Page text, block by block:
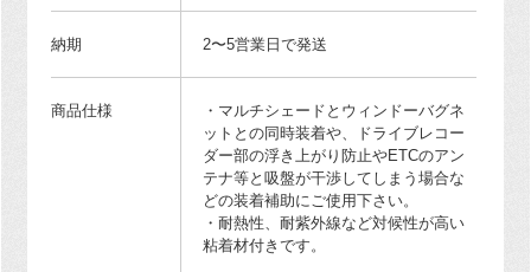
納期 2〜5営業日で発送
商品仕様
・マルチシェードとウィンドーバグネ
ットとの同時装着や、ドライブレコー
ダー部の浮き上がり防止やETCのアン
テナ等と吸盤が干渉してしまう場合な
どの装着補助にご使用下さい。
・耐熱性、耐紫外線など対候性が高い
粘着材付きです。